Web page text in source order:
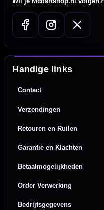
Handige links
Contact
Verzendingen
Retouren en Ruilen
Garantie en Klachten
Betaalmogelijkheden
Order Verwerking
Bedrijfsgegevens